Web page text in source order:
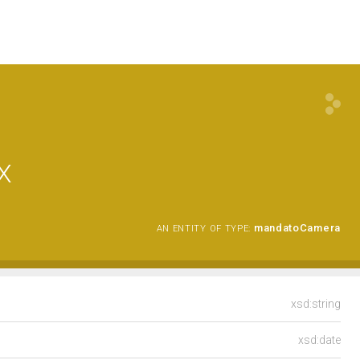
AN ENTITY OF TYPE: mandatoCamera
xsd:string
xsd:date